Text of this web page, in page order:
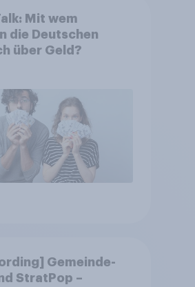
Mit wem
die Deutschen
über Geld?
Gemeinde-
StratPop –